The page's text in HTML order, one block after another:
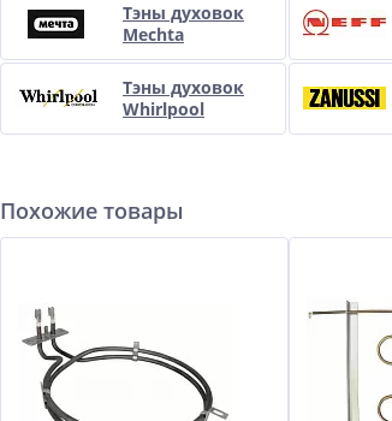
Тэны духовок
Mechta
Тэны духовок
Whirlpool
Похожие товары